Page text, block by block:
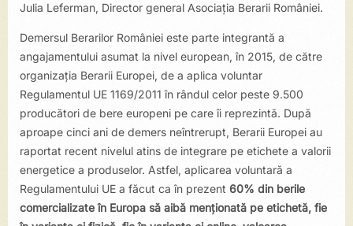
Julia Leferman, Director general Asociația Berarii României.
Demersul Berarilor României este parte integrantă a
angajamentului asumat la nivel european, în 2015, de către
organizația Berarii Europei, de a aplica voluntar
Regulamentul UE 1169/2011 în rândul celor peste 9.500
producători de bere europeni pe care îi reprezintă. După
aproape cinci ani de demers neîntrerupt, Berarii Europei au
raportat recent nivelul atins de integrare pe etichete a valorii
energetice a produselor. Astfel, aplicarea voluntară a
Regulamentului UE a făcut ca în prezent 60% din berile
comercializate în Europa să aibă menționată pe etichetă, fie